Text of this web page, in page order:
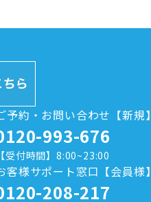
予約・お問い合わせ【新規】
993-676
受付時間】8:00~23:00
客様サポート窓口【会員様】
208-217